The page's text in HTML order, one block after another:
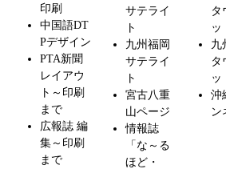
印刷
中国語DT
Pデザイン
PTA新聞
レイアウ
ト～印刷
まで
広報誌 編
集～印刷
まで
サテライ
ト
九州福岡
サテライ
ト
宮古八重
山ページ
情報誌
「な～る
ほど・
タ
ッ
九
タ
ッ
沖
ン